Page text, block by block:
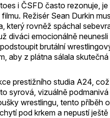
i ČSFD často rezonuje,
Režisér Sean Durkin
který rovněž spáchal
diváci emocionálně
brutální
aby z plátna sálala
prestižního studia A24,
syrová, vizuálně
wrestlingu, tento příběh
pod krkem a nepustí